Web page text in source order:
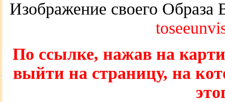
Изображение своего Образа
По ссылке, нажав на
выйти на страницу, на